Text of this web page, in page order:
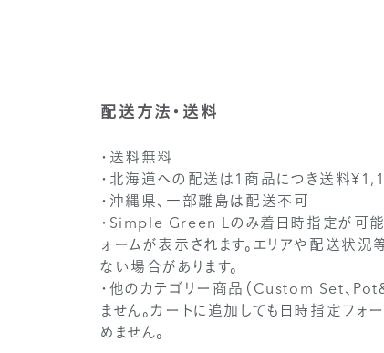
配送方法・送料
・送料無料
・北海道への配送は1商品につき送料
・沖縄県、一部離島は配送不可
・Simple Green Lのみ着日時指定が可
ォームが表示されます。エリアや配送状
ない場合があります。
・他のカテゴリー商品（Custom Set、
ません。カートに追加しても日時指定フォ
めません。